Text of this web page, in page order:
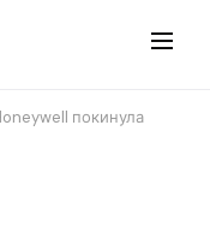
покинула